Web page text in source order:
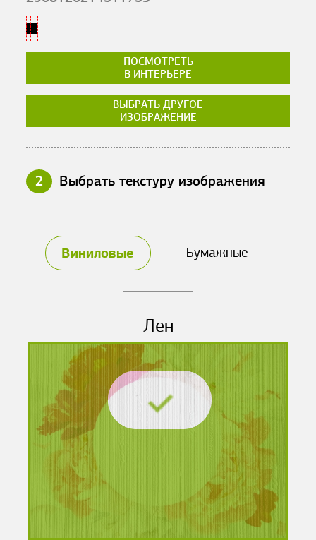
ПОСМОТРЕТЬ
В ИНТЕРЬЕРЕ
ВЫБРАТЬ ДРУГОЕ
ИЗОБРАЖЕНИЕ
2 Выбрать текстуру изображения
Виниловые Бумажные
Лен